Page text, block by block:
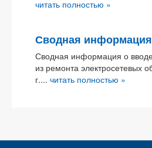
читать полностью »
Сводная
Сводная информация о
из ремонта электросетевых
г.... читать полностью »